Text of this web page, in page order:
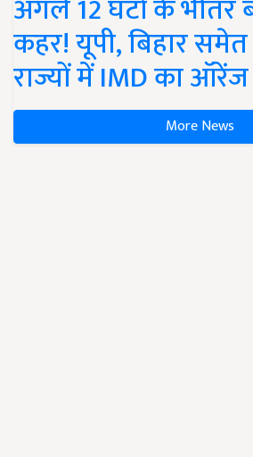
अगले 12 घंटों के भीतर
कहर! यूपी, बिहार समेत
राज्यों में IMD का
More News